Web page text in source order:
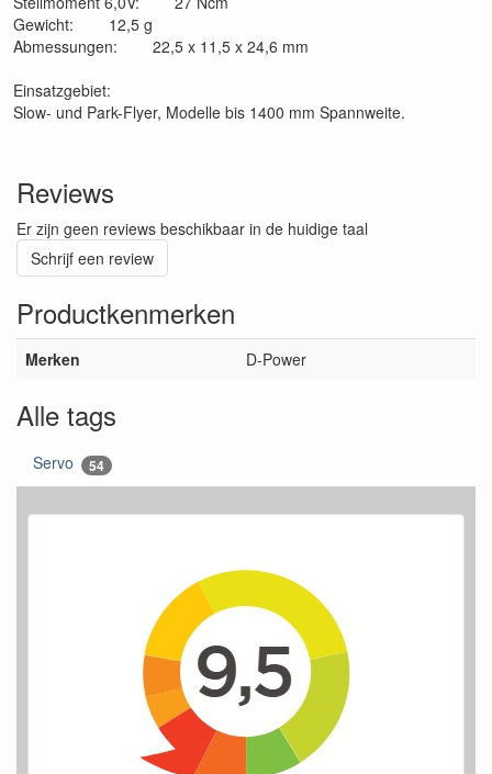
Gewicht: 12,5 g
Abmessungen: 22,5 x 11,5 x 24,6 mm
Einsatzgebiet:
Slow- und Park-Flyer, Modelle bis 1400 mm Spannweite.
Reviews
Er zijn geen reviews beschikbaar in de huidige taal
Schrijf een review
Productkenmerken
Merken D-Power
Alle tags
Servo 54